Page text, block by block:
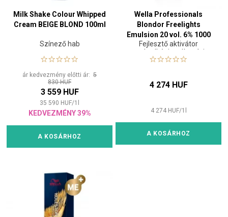
Milk Shake Colour Whipped
Cream BEIGE BLOND 100ml
Színező hab
ár kedvezmény előtti ár: 5
830 HUF
3 559 HUF
35 590 HUF/1
KEDVEZMÉNY 39%
A KOSÁRHOZ
Wella Professionals
Blondor Freelights
Emulsion 20 vol. 6% 1000
ml
Fejlesztő aktivátor
szabadkézi melírozási
technikához
4 274 HUF
4 274 HUF/1
A KOSÁRHOZ